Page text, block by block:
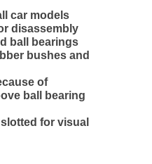
car models
disassembly
ball bearings
bushes and
of
ball bearing
for visual